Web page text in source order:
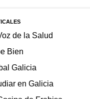
de la Salud
Bien
Galicia
en Galicia